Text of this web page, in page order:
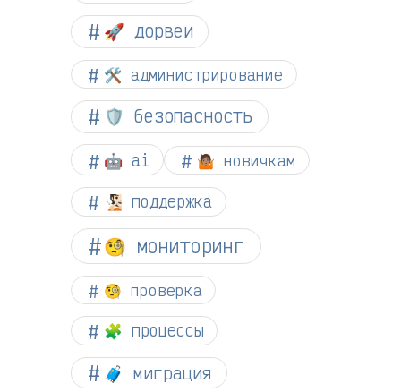
🚀 дорвеи
🛠️ администрирование
🛡️ безопасность
🤖 ai 🤷🏽 новичкам
🧏🏻 поддержка
🧐 мониторинг
🧐 проверка
🧩 процессы
🧳 миграция